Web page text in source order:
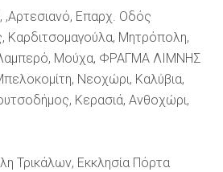
,Αρτεσιανό, Επαρχ. Οδός
Καρδιτσομαγούλα, Μητρόπολη,
Μούχα, ΦΡΑΓΜΑ ΛΙΜΝΗΣ
Νεοχώρι, Καλύβια,
Κερασιά, Ανθοχώρι,
Τρικάλων, Εκκλησία Πόρτα